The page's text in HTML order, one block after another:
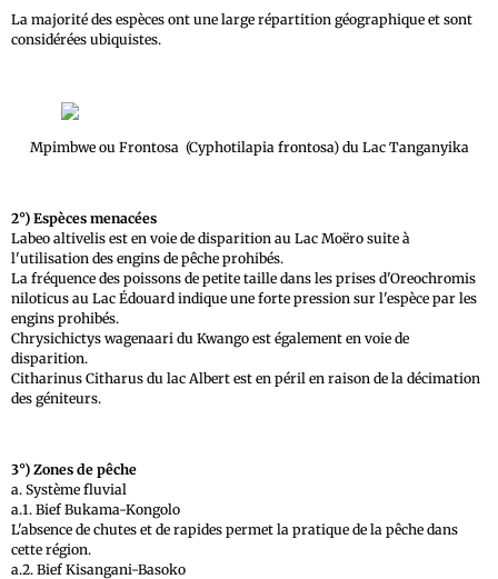
La majorité des espèces ont une large répartition géographique et sont
considérées ubiquistes.
Mpimbwe ou Frontosa (Cyphotilapia frontosa) du Lac Tanganyika
2°) Espèces menacées
Labeo altivelis est en voie de disparition au Lac Moëro suite à
l'utilisation des engins de pêche prohibés.
La fréquence des poissons de petite taille dans les prises d'Oreochromis
niloticus au Lac Édouard indique une forte pression sur l'espèce par les
engins prohibés.
Chrysichictys wagenaari du Kwango est également en voie de
disparition.
Citharinus Citharus du lac Albert est en péril en raison de la décimation
des géniteurs.
3°) Zones de pêche
a. Système fluvial
a.1. Bief Bukama-Kongolo
L'absence de chutes et de rapides permet la pratique de la pêche dans
cette région.
a.2. Bief Kisangani-Basoko